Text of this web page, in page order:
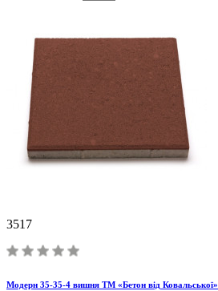
3517
Модерн 35-35-4 вишня ТМ «Бетон від Ковальської»